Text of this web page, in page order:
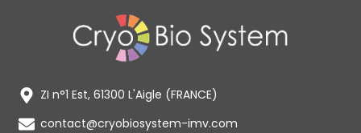
ZI n°1 Est, 61300 L'Aigle (FRANCE)
contact@cryobiosystem-imv.com